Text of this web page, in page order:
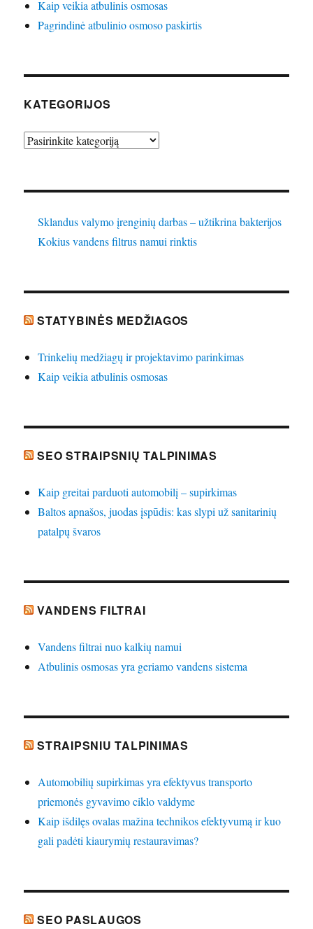
Kaip veikia atbulinis osmosas
Pagrindinė atbulinio osmoso paskirtis
KATEGORIJOS
Kategorijos
Sklandus valymo įrenginių darbas – užtikrina bakterijos
Kokius vandens filtrus namui rinktis
STATYBINĖS MEDŽIAGOS
Trinkelių medžiagų ir projektavimo parinkimas
Kaip veikia atbulinis osmosas
SEO STRAIPSNIŲ TALPINIMAS
Kaip greitai parduoti automobilį – supirkimas
Baltos apnašos, juodas įspūdis: kas slypi už sanitarinių
patalpų švaros
VANDENS FILTRAI
Vandens filtrai nuo kalkių namui
Atbulinis osmosas yra geriamo vandens sistema
STRAIPSNIU TALPINIMAS
Automobilių supirkimas yra efektyvus transporto
priemonės gyvavimo ciklo valdyme
Kaip išdilęs ovalas mažina technikos efektyvumą ir kuo
gali padėti kiaurymių restauravimas?
SEO PASLAUGOS